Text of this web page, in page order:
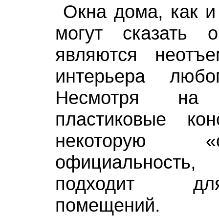
Окна дома, как и
могут
являются
интерьера
Несмотря на
пластиковые
некоторую
официальность,
подходит
помещений.